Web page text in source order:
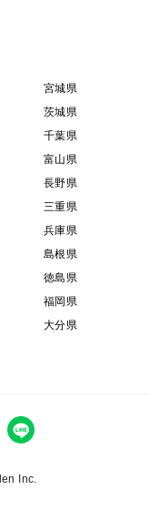
宮城県
茨城県
千葉県
富山県
長野県
三重県
兵庫県
島根県
徳島県
福岡県
大分県
Inc.